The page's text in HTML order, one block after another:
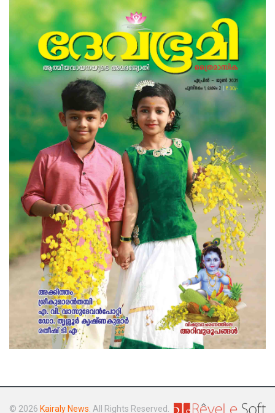
© 2026 Kairaly News . All Rights Reserved.